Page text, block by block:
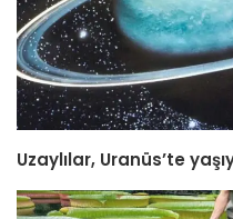
Uzaylılar, Uranüs’te